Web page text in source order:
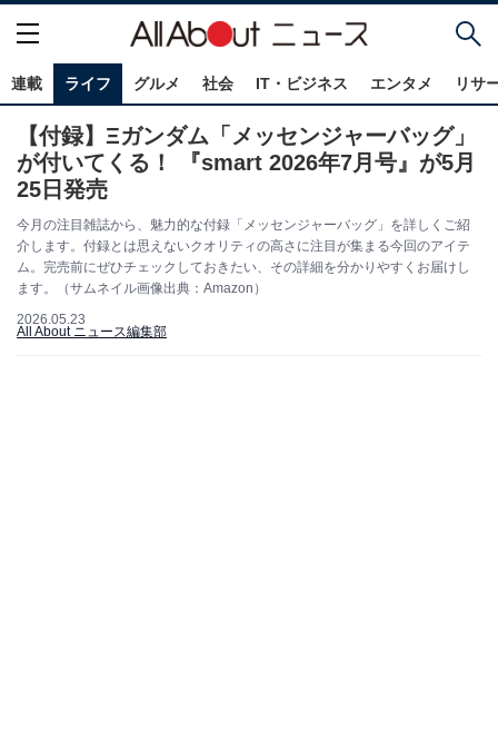
連載 ライフ グルメ 社会 IT・ビジネス エンタメ リサ
【付録】Ξガンダム「メッセンジャーバッグ」
が付いてくる！ 『smart 2026年7月号』が5月
25日発売
今月の注目雑誌から、魅力的な付録「メッセンジャーバッグ」を詳しくご紹
介します。付録とは思えないクオリティの高さに注目が集まる今回のアイテ
ム。完売前にぜひチェックしておきたい、その詳細を分かりやすくお届けし
ます。（サムネイル画像出典：Amazon）
2026.05.23
All About ニュース編集部